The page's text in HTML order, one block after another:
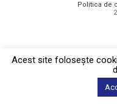
Politica de
Acest site foloseşte